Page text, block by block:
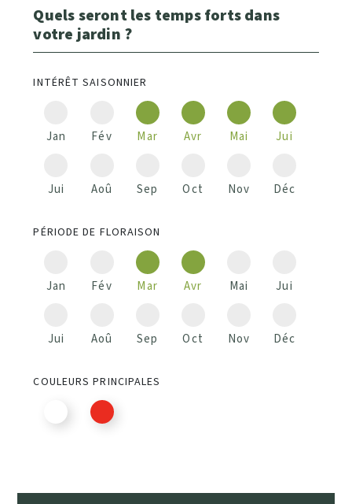
Quels seront les temps forts dans
votre jardin ?
INTÉRÊT SAISONNIER
Jan Fév Mar Avr Mai Jui
Jui Aoû Sep Oct Nov Déc
PÉRIODE DE FLORAISON
Jan Fév Mar Avr Mai Jui
Jui Aoû Sep Oct Nov Déc
COULEURS PRINCIPALES